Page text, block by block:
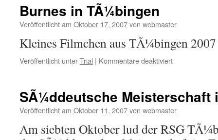
Burnes in TÃ¼bingen
Veröffentlicht am Oktober 17, 2007von webmaster
Kleines Filmchen aus TÃ¼bingen 2007
Veröffentlicht unterTrial | Kommentare deaktiviertfür
SÃ¼ddeutsche Meisterschaft
Veröffentlicht am Oktober 11, 2007von webmaster
Am siebten Oktober lud der RSG